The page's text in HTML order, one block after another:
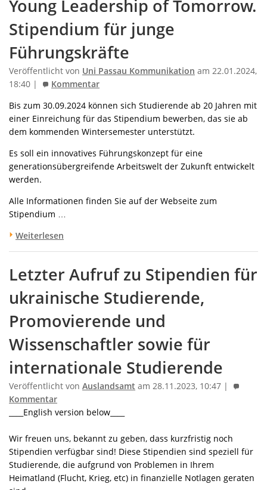
Young Leadership of Tomorrow.
Stipendium für junge
Führungskräfte
Veröffentlicht von Uni Passau Kommunikation am 22.01.2024,
18:40 |
Kommentar
Bis zum 30.09.2024 können sich Studierende ab 20 Jahren mit
einer Einreichung für das Stipendium bewerben, das sie ab
dem kommenden Wintersemester unterstützt.
Es soll ein innovatives Führungskonzept für eine
generationsübergreifende Arbeitswelt der Zukunft entwickelt
werden.
Alle Informationen finden Sie auf der Webseite zum
Stipendium …
Weiterlesen
Letzter Aufruf zu Stipendien für
ukrainische Studierende,
Promovierende und
Wissenschaftler sowie für
internationale Studierende
Veröffentlicht von Auslandsamt am 28.11.2023, 10:47 |
Kommentar
____English version below____
Wir freuen uns, bekannt zu geben, dass kurzfristig noch
Stipendien verfügbar sind! Diese Stipendien sind speziell für
Studierende, die aufgrund von Problemen in Ihrem
Heimatland (Flucht, Krieg, etc) in finanzielle Notlagen geraten